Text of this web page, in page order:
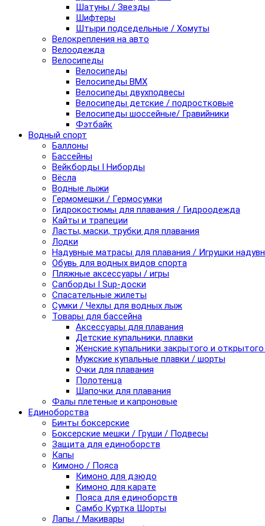
Шатуны / Звезды
Шифтеры
Штыри подседельные / Хомуты
Велокрепления на авто
Велоодежда
Велосипеды
Велосипеды
Велосипеды BMX
Велосипеды двухподвесы
Велосипеды детские / подростковые
Велосипеды шоссейные/ Гравийники
Фэтбайк
Водный спорт
Баллоны
Бассейны
Вейкборды I Ниборды
Вёсла
Водные лыжи
Гермомешки / Гермосумки
Гидрокостюмы для плавания / Гидроодежда
Кайты и трапеции
Ласты, маски, трубки для плавания
Лодки
Надувные матрасы для плавания / Игрушки
Обувь для водных видов спорта
Пляжные аксессуары / игры
Сапборды I Sup-доски
Спасательные жилеты
Сумки / Чехлы для водных лыж
Товары для бассейна
Аксессуары для плавания
Детские купальники, плавки
Женские купальники закрытого и
Мужские купальные плавки / шорты
Очки для плавания
Полотенца
Шапочки для плавания
Фалы плетеные и капроновые
Единоборства
Бинты боксерские
Боксерские мешки / Груши / Подвесы
Защита для единоборств
Капы
Кимоно / Пояса
Кимоно для дзюдо
Кимоно для карате
Пояса для единоборств
Самбо Куртка Шорты
Лапы / Макивары